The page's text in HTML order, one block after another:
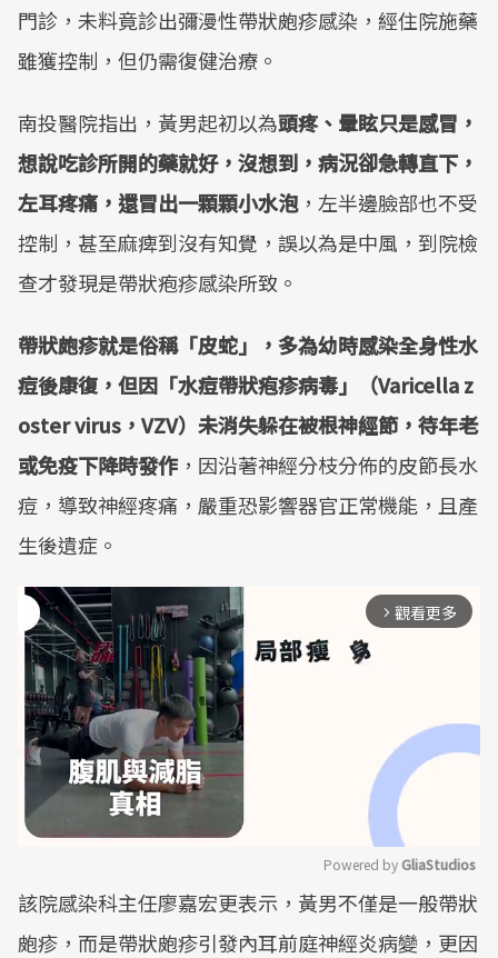
門診，未料竟診出彌漫性帶狀皰疹感染，經住院施藥
雖獲控制，但仍需復健治療。
南投醫院指出，黃男起初以為頭疼、暈眩只是感冒，
想說吃診所開的藥就好，沒想到，病況卻急轉直下，
左耳疼痛，還冒出一顆顆小水泡，左半邊臉部也不受
控制，甚至麻痺到沒有知覺，誤以為是中風，到院檢
查才發現是帶狀疱疹感染所致。
帶狀皰疹就是俗稱「皮蛇」，多為幼時感染全身性水
痘後康復，但因「水痘帶狀疱疹病毒」（Varicella z
oster virus，VZV）未消失躲在被根神經節，待年老
或免疫下降時發作，因沿著神經分枝分佈的皮節長水
痘，導致神經疼痛，嚴重恐影響器官正常機能，且產
生後遺症。
arrow_forward_ios 觀看更多
Mute
Powered by GliaStudios
該院感染科主任廖嘉宏更表示，黃男不僅是一般帶狀
皰疹，而是帶狀皰疹引發內耳前庭神經炎病變，更因